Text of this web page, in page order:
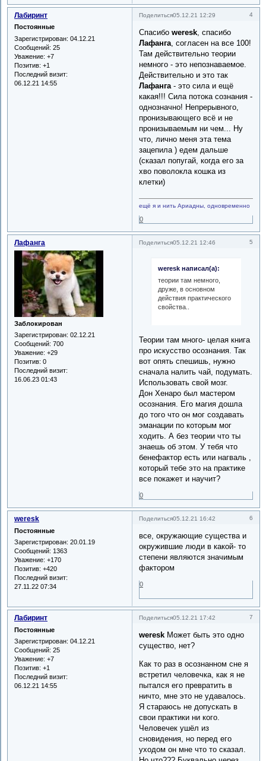
Поделиться 4
05.12.21 12:29
Лабиринт
Постоянные
Зарегистрирован: 04.12.21
Сообщений: 25
Уважение: +7
Позитив: +1
Последний визит:
06.12.21 14:55
Спасибоweresk, спасибо
Лафанга, согласен на все 100!
Там действительно теории
немного - это непознаваемое.
Действительно и это так
Лафанга- это сила и ещё
какая!!! Сила потока сознания -
однозначно! Непрерывного,
пронизывающего всё и не
пронизываемым ни чем... Ну
что, лично меня эта тема
зацепила ) едем дальше
(сказал попугай, когда его за
хво поволокла кошка из
клетки)
ещё я и нить Ариадны, одновременно
0
Поделиться 5
05.12.21 12:46
Лафанга
Заблокирован
Зарегистрирован: 02.12.21
Сообщений: 700
Уважение: +29
Позитив: 0
Последний визит:
16.06.23 01:43
weresk написал(а):
теории там немного,
друже, в основном
действия практического
свойства..
Теории там много- целая книга
про искусство осознания. Так
вот опять спешишь, нужно
сначала налить чай, подумать.
Использовать свой мозг.
Дон Хенаро был мастером
осознания. Его магия дошла
до того что он мог создавать
эманации по которым мог
ходить. А без теории что ты
знаешь об этом. У тебя что
бенефактор есть или нагваль ,
который тебе это на практике
все покажет и научит?
0
Поделиться 6
05.12.21 16:42
weresk
Постоянные
Зарегистрирован: 20.01.19
Сообщений: 1363
Уважение: +170
Позитив: +420
Последний визит:
27.11.22 07:34
все, окружающие существа и
окружившие люди в какой- то
степени являются значимым
фактором
0
Поделиться 7
05.12.21 17:42
Лабиринт
Постоянные
Зарегистрирован: 04.12.21
Сообщений: 25
Уважение: +7
Позитив: +1
Последний визит:
06.12.21 14:55
weresk Может быть это одно
существо, нет?
Как то раз в осознанном сне я
встретил человечка, как я не
пытался его превратить в
ничто, мне это не удавалось.
Я стараюсь не допускать в
свои практики ни кого.
Человечек ушёл из
сновидения, но перед его
уходом он мне что то сказал.